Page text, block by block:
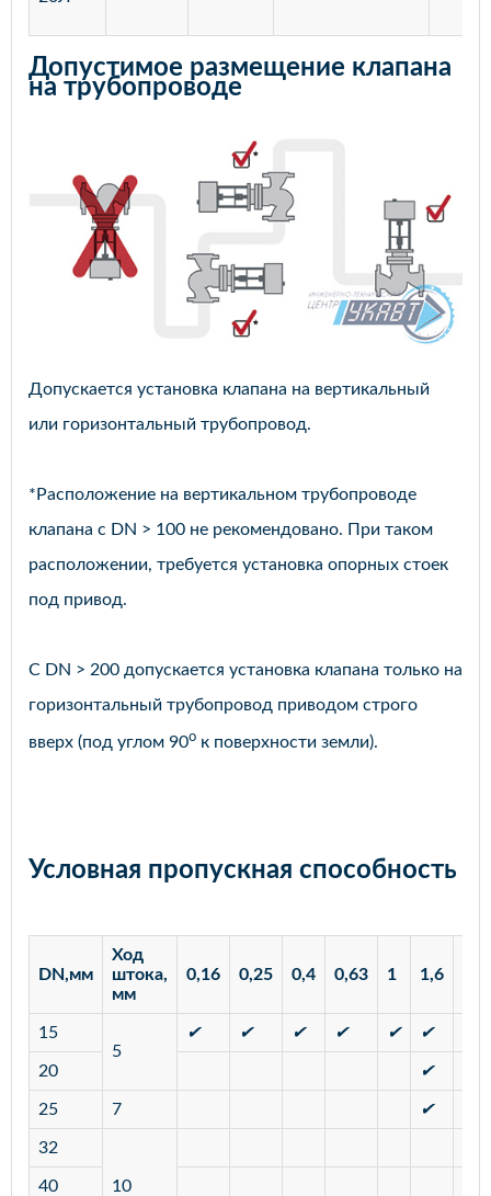
Допустимое размещение клапана
на трубопроводе
Допускается установка клапана на вертикальный
или горизонтальный трубопровод.
*Расположение на вертикальном трубопроводе
клапана с DN > 100 не рекомендовано. При таком
расположении, требуется установка опорных стоек
под привод.
С DN > 200 допускается установка клапана только на
горизонтальный трубопровод приводом строго
вверх (под углом 90o к поверхности земли).
Условная пропускная способность
DN,мм
Ход
штока,
мм
0,16 0,25 0,4 0,63 1 1,6
15
5
✔ ✔ ✔ ✔ ✔ ✔
20 ✔
25 7 ✔
32
10
40